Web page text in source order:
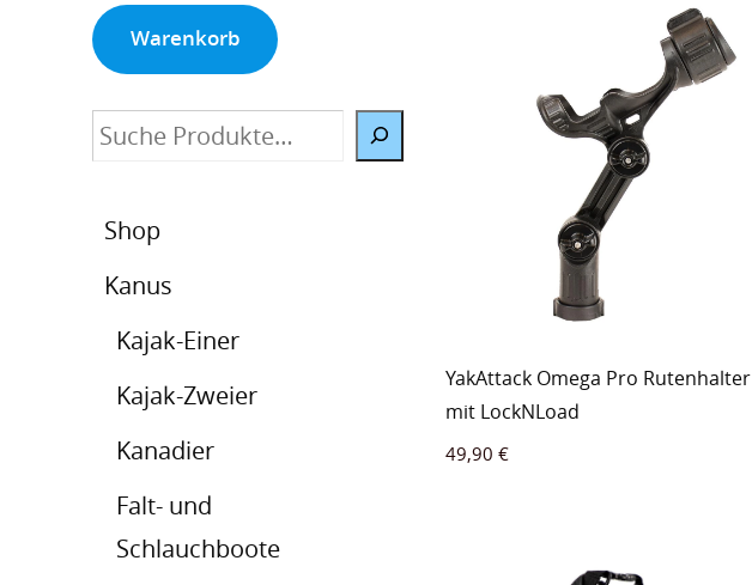
YakAttack Omega Pro Rutenhalter
mit LockNLoad
49,90 €
Warenkorb
Suche
Shop
Kanus
Kajak-Einer
Kajak-Zweier
Kanadier
Falt- und
Schlauchboote